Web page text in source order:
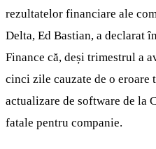
rezultatelor financiare ale
Delta, Ed Bastian, a declarat
Finance că, deși trimestrul a
cinci zile cauzate de o
actualizare de software de la
fatale pentru companie.